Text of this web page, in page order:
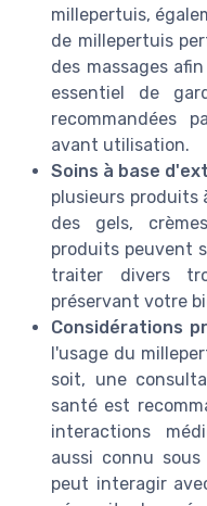
millepertuis,
de millepertuis
des massages
essentiel de
recommandées
avant utilisation.
Soins à base
plusieurs produits
des gels,
produits peuvent
traiter divers
préservant votre
Considérations
l'usage du
soit, une
santé est
interactions
aussi connu
peut interagir